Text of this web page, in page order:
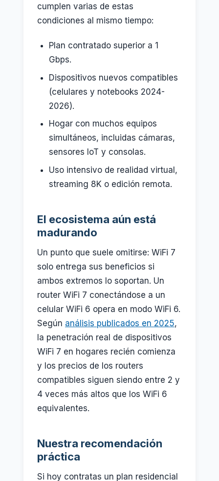
cumplen varias de estas
condiciones al mismo tiempo:
Plan contratado superior a 1
Gbps.
Dispositivos nuevos compatibles
(celulares y notebooks 2024-
2026).
Hogar con muchos equipos
simultáneos, incluidas cámaras,
sensores IoT y consolas.
Uso intensivo de realidad virtual,
streaming 8K o edición remota.
El ecosistema aún está
madurando
Un punto que suele omitirse: WiFi 7
solo entrega sus beneficios si
ambos extremos lo soportan. Un
router WiFi 7 conectándose a un
celular WiFi 6 opera en modo WiFi 6.
Según análisis publicados en 2025,
la penetración real de dispositivos
WiFi 7 en hogares recién comienza
y los precios de los routers
compatibles siguen siendo entre 2 y
4 veces más altos que los WiFi 6
equivalentes.
Nuestra recomendación
práctica
Si hoy contratas un plan residencial